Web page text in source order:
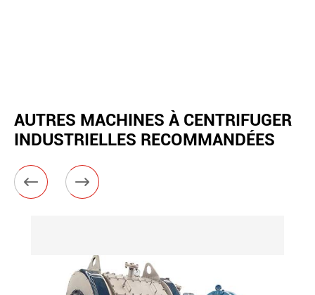
AUTRES MACHINES À CENTRIFUGER
INDUSTRIELLES RECOMMANDÉES
 